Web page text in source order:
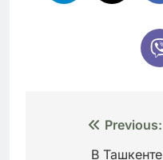
Навигация
Previous:
В Ташкенте